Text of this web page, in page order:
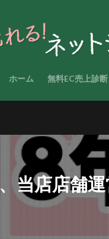
ホーム 無料EC売上診断
当店店舗